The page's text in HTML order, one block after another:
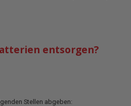
entsorgen?
Stellen abgeben: